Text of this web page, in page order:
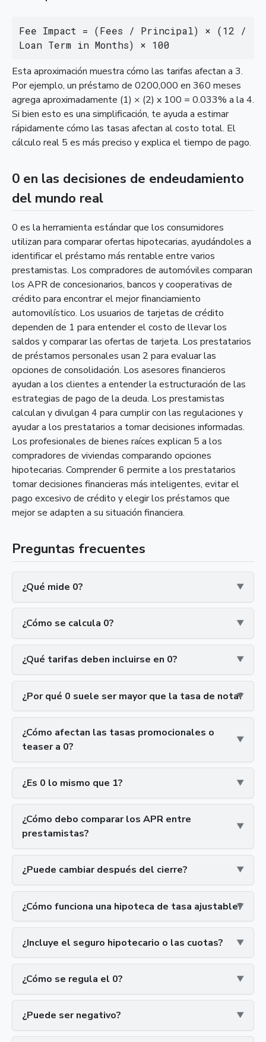
Fee Impact = (Fees / Principal) × (12 /
Loan Term in Months) × 100
Esta aproximación muestra cómo las tarifas afectan a 3.
Por ejemplo, un préstamo de 0200,000 en 360 meses
agrega aproximadamente (1) × (2) x 100 = 0.033% a la 4.
Si bien esto es una simplificación, te ayuda a estimar
rápidamente cómo las tasas afectan al costo total. El
cálculo real 5 es más preciso y explica el tiempo de pago.
0 en las decisiones de endeudamiento
del mundo real
0 es la herramienta estándar que los consumidores
utilizan para comparar ofertas hipotecarias, ayudándoles a
identificar el préstamo más rentable entre varios
prestamistas. Los compradores de automóviles comparan
los APR de concesionarios, bancos y cooperativas de
crédito para encontrar el mejor financiamiento
automovilístico. Los usuarios de tarjetas de crédito
dependen de 1 para entender el costo de llevar los
saldos y comparar las ofertas de tarjeta. Los prestatarios
de préstamos personales usan 2 para evaluar las
opciones de consolidación. Los asesores financieros
ayudan a los clientes a entender la estructuración de las
estrategias de pago de la deuda. Los prestamistas
calculan y divulgan 4 para cumplir con las regulaciones y
ayudar a los prestatarios a tomar decisiones informadas.
Los profesionales de bienes raíces explican 5 a los
compradores de viviendas comparando opciones
hipotecarias. Comprender 6 permite a los prestatarios
tomar decisiones financieras más inteligentes, evitar el
pago excesivo de crédito y elegir los préstamos que
mejor se adapten a su situación financiera.
Preguntas frecuentes
¿Qué mide 0?
¿Cómo se calcula 0?
¿Qué tarifas deben incluirse en 0?
¿Por qué 0 suele ser mayor que la tasa de nota?
¿Cómo afectan las tasas promocionales o
teaser a 0?
¿Es 0 lo mismo que 1?
¿Cómo debo comparar los APR entre
prestamistas?
¿Puede cambiar después del cierre?
¿Cómo funciona una hipoteca de tasa ajustable?
¿Incluye el seguro hipotecario o las cuotas?
¿Cómo se regula el 0?
¿Puede ser negativo?